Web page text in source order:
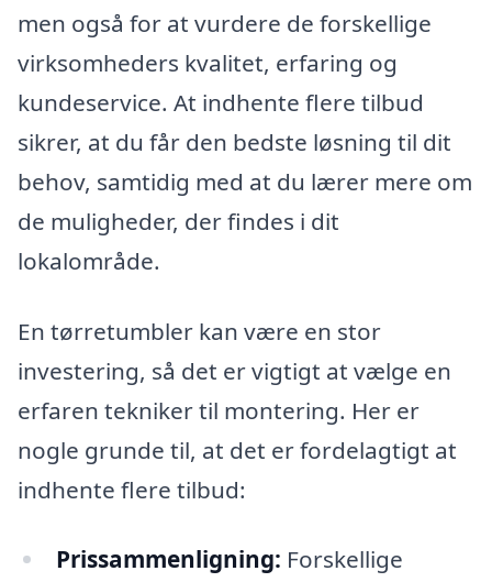
men også for at vurdere de forskellige
virksomheders kvalitet, erfaring og
kundeservice. At indhente flere tilbud
sikrer, at du får den bedste løsning til dit
behov, samtidig med at du lærer mere om
de muligheder, der findes i dit
lokalområde.
En tørretumbler kan være en stor
investering, så det er vigtigt at vælge en
erfaren tekniker til montering. Her er
nogle grunde til, at det er fordelagtigt at
indhente flere tilbud:
Prissammenligning: Forskellige